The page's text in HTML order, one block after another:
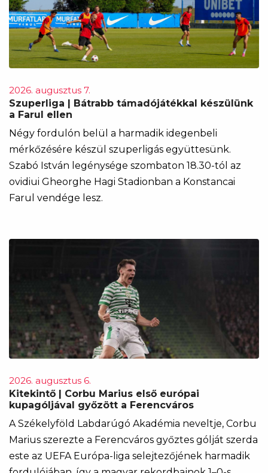
2026. augusztus 7.
Szuperliga | Bátrabb támadójátékkal készülünk
a Farul ellen
Négy fordulón belül a harmadik idegenbeli
mérkőzésére készül szuperligás együttesünk.
Szabó István legénysége szombaton 18.30-tól az
ovidiui Gheorghe Hagi Stadionban a Konstancai
Farul vendége lesz.
2026. augusztus 6.
Kitekintő | Corbu Marius első európai
kupagóljával győzött a Ferencváros
A Székelyföld Labdarúgó Akadémia neveltje, Corbu
Marius szerezte a Ferencváros győztes gólját szerda
este az UEFA Európa-liga selejtezőjének harmadik